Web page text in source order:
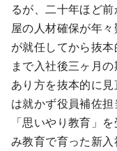
るが、二十年ほど
屋の人材確保が年
が就任してから抜
まで入社後三ヶ月
あり方を抜本的に
は就かず役員補佐
「思いやり教育」
み教育で育った新